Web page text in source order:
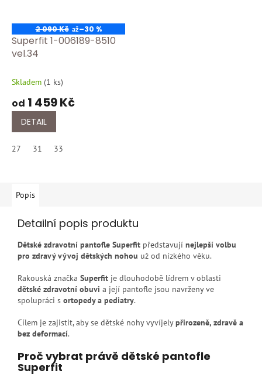
2 090 Kč až–30 %
Superfit 1-006189-8510
vel.34
Skladem (1 ks)
od 1 459 Kč
DETAIL
27 31 33
Popis
Detailní popis produktu
Dětské zdravotní pantofle Superfit představují nejlepší volbu
pro zdravý vývoj dětských nohou už od nízkého věku.
Rakouská značka Superfit je dlouhodobě lídrem v oblasti
dětské zdravotní obuvi a její pantofle jsou navrženy ve
spolupráci s ortopedy a pediatry.
Cílem je zajistit, aby se dětské nohy vyvíjelypřirozeně, zdravě a
bez deformací.
Proč vybrat právě dětské pantofle
Superfit